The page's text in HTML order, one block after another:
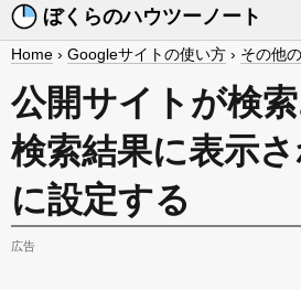
ぼくらのハウツーノート
Home › Googleサイトの使い方 › その他
公開サイトが検
検索結果に表示
に設定する
広告